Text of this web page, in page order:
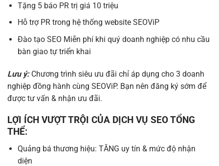
Tặng 5 báo PR trị giá 10 triệu
Hỗ trợ PR trong hệ thống website SEOViP
Đào tạo SEO Miễn phí khi quý doanh nghiệp có nhu cầu
bàn giao tự triển khai
Lưu ý:Chương trình siêu ưu đãi chỉ áp dụng cho 3 doanh
nghiệp đồng hành cùng SEOViP. Bạn nên đăng ký sớm để
được tư vấn & nhận ưu đãi.
LỢI ÍCH VƯỢT TRỘI CỦA DỊCH VỤ SEO TỔNG
THỂ:
Quảng bá thương hiệu: TĂNG uy tín & mức độ nhận
diện